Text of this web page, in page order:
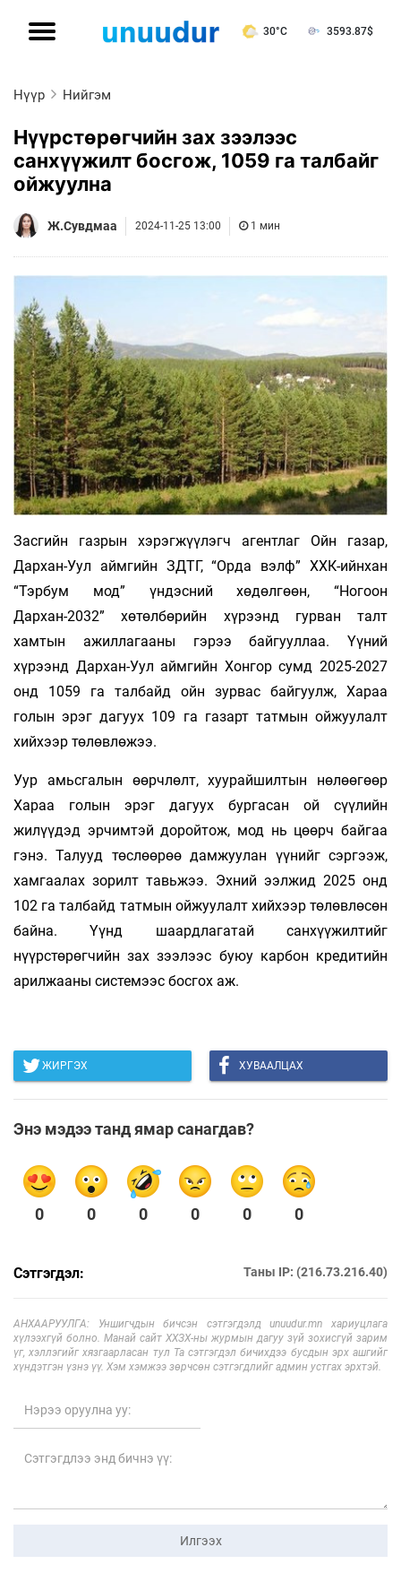
30°C 3593.87$
Нүүр Нийгэм
Нүүрстөрөгчийн зах зээлээс
санхүүжилт босгож, 1059 га талбайг
ойжуулна
Ж.Сувдмаа 2024-11-25 13:00 1 мин
Засгийн газрын хэрэгжүүлэгч агентлаг Ойн газар,
Дархан-Уул аймгийн ЗДТГ, “Орда вэлф” ХХК-ийнхан
“Тэрбум мод” үндэсний хөдөлгөөн, “Ногоон
Дархан-2032” хөтөлбөрийн хүрээнд гурван талт
хамтын ажиллагааны гэрээ байгууллаа. Үүний
хүрээнд Дархан-Уул аймгийн Хонгор сумд 2025-2027
онд 1059 га талбайд ойн зурвас байгуулж, Хараа
голын эрэг дагуух 109 га газарт татмын ойжуулалт
хийхээр төлөвлөжээ.
Уур амьсгалын өөрчлөлт, хуурайшилтын нөлөөгөөр
Хараа голын эрэг дагуух бургасан ой сүүлийн
жилүүдэд эрчимтэй доройтож, мод нь цөөрч байгаа
гэнэ. Талууд төслөөрөө дамжуулан үүнийг сэргээж,
хамгаалах зорилт тавьжээ. Эхний ээлжид 2025 онд
102 га талбайд татмын ойжуулалт хийхээр төлөвлөсөн
байна. Үүнд шаардлагатай санхүүжилтийг
нүүрстөрөгчийн зах зээлээс буюу карбон кредитийн
арилжааны системээс босгох аж.
ЖИРГЭХ ХУВААЛЦАХ
Энэ мэдээ танд ямар санагдав?
0 0 0 0 0 0
Сэтгэгдэл: Таны IP: (216.73.216.40)
АНХААРУУЛГА: Уншигчдын бичсэн сэтгэгдэлд unuudur.mn хариуцлага
хүлээхгүй болно. Манай сайт ХХЗХ-ны журмын дагуу зүй зохисгүй зарим
үг, хэллэгийг хязгаарласан тул Та сэтгэгдэл бичихдээ бусдын эрх ашгийг
хүндэтгэн үзнэ үү. Хэм хэмжээ зөрчсөн сэтгэгдлийг админ устгах эрхтэй.
Илгээх